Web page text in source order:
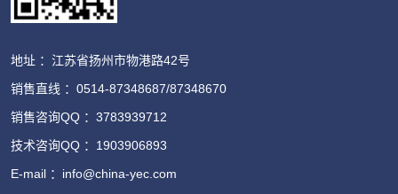
地址 ：江苏省扬州市物港路42号
销售直线 ：0514-87348687/87348670
销售咨询QQ ：3783939712
技术咨询QQ ：1903906893
E-mail ：info@china-yec.com